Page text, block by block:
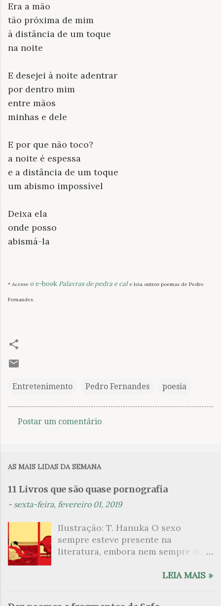
Era a mão
tão próxima de mim
à distância de um toque
na noite
E desejei à noite adentrar
por dentro mim
entre mãos
minhas e dele
E por que não toco?
a noite é espessa
e a distância de um toque
um abismo impossível
Deixa ela
onde posso
abismá-la
* Acesse o e-book Palavras de pedra e cale leia outros poemas de Pedro
Fernandes.
Entretenimento Pedro Fernandes poesia
n
t
i
o
Postar um comentário
AS MAIS LIDAS DA SEMANA
11 Livros que são quase pornografia
- sexta-feira, fevereiro 01, 2019
Ilustração: T. Hanuka O sexo
sempre esteve presente na
literatura, embora nem sempre de
que mergulharam em sua própria
LEIA MAIS »